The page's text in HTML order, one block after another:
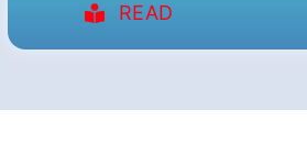
READ